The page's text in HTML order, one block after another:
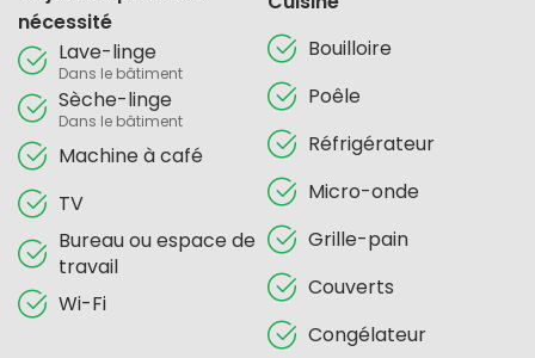
nécessité
Lave-linge
Dans le bâtiment
Sèche-linge
Dans le bâtiment
Machine à café
TV
Bureau ou espace de
travail
Wi-Fi
Bouilloire
Poêle
Réfrigérateur
Micro-onde
Grille-pain
Couverts
Congélateur